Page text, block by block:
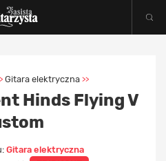
Gitara elektryczna >>
Hinds Flying V
Gitara elektryczna